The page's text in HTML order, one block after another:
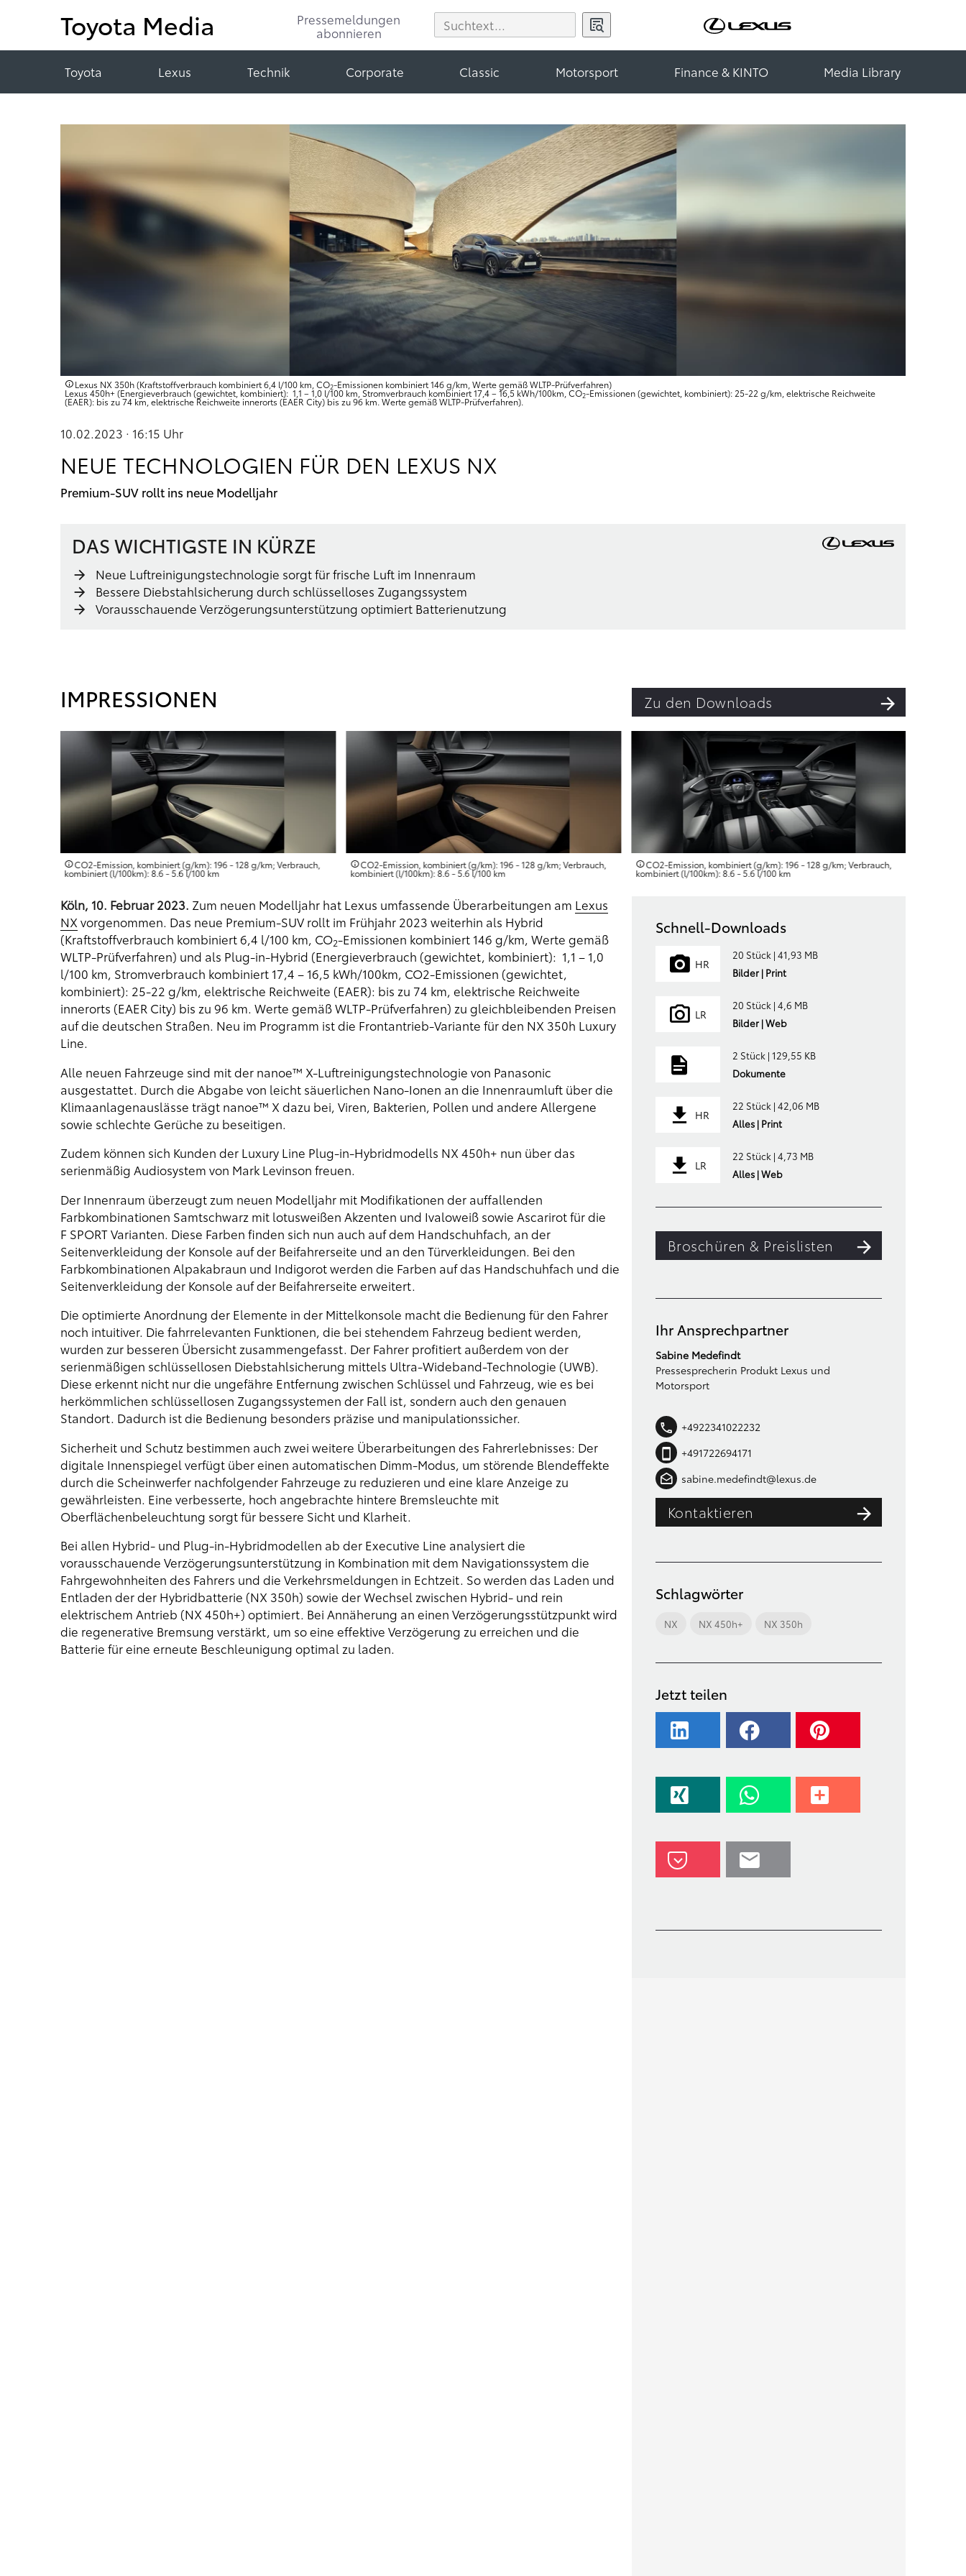
Toyota Media
Pressemeldungen
abonnieren
Toyota Lexus Technik Corporate Classic Motorsport Finance & KINTO Media Library
Lexus NX 350h (Kraftstoffverbrauch kombiniert 6,4 l/100 km, CO2-Emissionen kombiniert 146 g/km, Werte gemäß WLTP-Prüfverfahren)
Lexus 450h+ (Energieverbrauch (gewichtet, kombiniert): 1,1 – 1,0 l/100 km, Stromverbrauch kombiniert 17,4 – 16,5 kWh/100km, CO2-Emissionen (gewichtet, kombiniert): 25-22 g/km, elektrische Reichweite
(EAER): bis zu 74 km, elektrische Reichweite innerorts (EAER City) bis zu 96 km. Werte gemäß WLTP-Prüfverfahren).
10.02.2023 · 16:15 Uhr
NEUE TECHNOLOGIEN FÜR DEN LEXUS NX
Premium-SUV rollt ins neue Modelljahr
DAS WICHTIGSTE IN KÜRZE
Neue Luftreinigungstechnologie sorgt für frische Luft im Innenraum
Bessere Diebstahlsicherung durch schlüsselloses Zugangssystem
Vorausschauende Verzögerungsunterstützung optimiert Batterienutzung
IMPRESSIONEN Zu den Downloads
CO2-Emission, kombiniert (g/km): 196 - 128 g/km; Verbrauch,
kombiniert (l/100km): 8.6 - 5.6 l/100 km
CO2-Emission, kombiniert (g/km): 196 - 128 g/km; Verbrauch,
kombiniert (l/100km): 8.6 - 5.6 l/100 km
CO2-Emission, kombiniert (g/km): 196 - 128 g/km; Verbrauch,
kombiniert (l/100km): 8.6 - 5.6 l/100 km
Köln, 10. Februar 2023. Zum neuen Modelljahr hat Lexus umfassende Überarbeitungen am Lexus
NX vorgenommen. Das neue Premium-SUV rollt im Frühjahr 2023 weiterhin als Hybrid
(Kraftstoffverbrauch kombiniert 6,4 l/100 km, CO2-Emissionen kombiniert 146 g/km, Werte gemäß
WLTP-Prüfverfahren) und als Plug-in-Hybrid (Energieverbrauch (gewichtet, kombiniert): 1,1 – 1,0
l/100 km, Stromverbrauch kombiniert 17,4 – 16,5 kWh/100km, CO2-Emissionen (gewichtet,
kombiniert): 25-22 g/km, elektrische Reichweite (EAER): bis zu 74 km, elektrische Reichweite
innerorts (EAER City) bis zu 96 km. Werte gemäß WLTP-Prüfverfahren) zu gleichbleibenden Preisen
auf die deutschen Straßen. Neu im Programm ist die Frontantrieb-Variante für den NX 350h Luxury
Line.
Alle neuen Fahrzeuge sind mit der nanoe™ X-Luftreinigungstechnologie von Panasonic
ausgestattet. Durch die Abgabe von leicht säuerlichen Nano-Ionen an die Innenraumluft über die
Klimaanlagenauslässe trägt nanoe™ X dazu bei, Viren, Bakterien, Pollen und andere Allergene
sowie schlechte Gerüche zu beseitigen.
Zudem können sich Kunden der Luxury Line Plug-in-Hybridmodells NX 450h+ nun über das
serienmäßig Audiosystem von Mark Levinson freuen.
Der Innenraum überzeugt zum neuen Modelljahr mit Modifikationen der auffallenden
Farbkombinationen Samtschwarz mit lotusweißen Akzenten und Ivaloweiß sowie Ascarirot für die
F SPORT Varianten. Diese Farben finden sich nun auch auf dem Handschuhfach, an der
Seitenverkleidung der Konsole auf der Beifahrerseite und an den Türverkleidungen. Bei den
Farbkombinationen Alpakabraun und Indigorot werden die Farben auf das Handschuhfach und die
Seitenverkleidung der Konsole auf der Beifahrerseite erweitert.
Die optimierte Anordnung der Elemente in der Mittelkonsole macht die Bedienung für den Fahrer
noch intuitiver. Die fahrrelevanten Funktionen, die bei stehendem Fahrzeug bedient werden,
wurden zur besseren Übersicht zusammengefasst. Der Fahrer profitiert außerdem von der
serienmäßigen schlüssellosen Diebstahlsicherung mittels Ultra-Wideband-Technologie (UWB).
Diese erkennt nicht nur die ungefähre Entfernung zwischen Schlüssel und Fahrzeug, wie es bei
herkömmlichen schlüssellosen Zugangssystemen der Fall ist, sondern auch den genauen
Standort. Dadurch ist die Bedienung besonders präzise und manipulationssicher.
Sicherheit und Schutz bestimmen auch zwei weitere Überarbeitungen des Fahrerlebnisses: Der
digitale Innenspiegel verfügt über einen automatischen Dimm-Modus, um störende Blendeffekte
durch die Scheinwerfer nachfolgender Fahrzeuge zu reduzieren und eine klare Anzeige zu
gewährleisten. Eine verbesserte, hoch angebrachte hintere Bremsleuchte mit
Oberflächenbeleuchtung sorgt für bessere Sicht und Klarheit.
Bei allen Hybrid- und Plug-in-Hybridmodellen ab der Executive Line analysiert die
vorausschauende Verzögerungsunterstützung in Kombination mit dem Navigationssystem die
Fahrgewohnheiten des Fahrers und die Verkehrsmeldungen in Echtzeit. So werden das Laden und
Entladen der der Hybridbatterie (NX 350h) sowie der Wechsel zwischen Hybrid- und rein
elektrischem Antrieb (NX 450h+) optimiert. Bei Annäherung an einen Verzögerungsstützpunkt wird
die regenerative Bremsung verstärkt, um so eine effektive Verzögerung zu erreichen und die
Batterie für eine erneute Beschleunigung optimal zu laden.
Schnell-Downloads
HR
20 Stück | 41,93 MB
Bilder | Print
LR
20 Stück | 4,6 MB
Bilder | Web
2 Stück | 129,55 KB
Dokumente
HR
22 Stück | 42,06 MB
Alles | Print
LR
22 Stück | 4,73 MB
Alles | Web
Broschüren & Preislisten
Ihr Ansprechpartner
Sabine Medefindt
Pressesprecherin Produkt Lexus und
Motorsport
+4922341022232
+491722694171
sabine.medefindt@lexus.de
Kontaktieren
Schlagwörter
NX NX 450h+ NX 350h
Jetzt teilen